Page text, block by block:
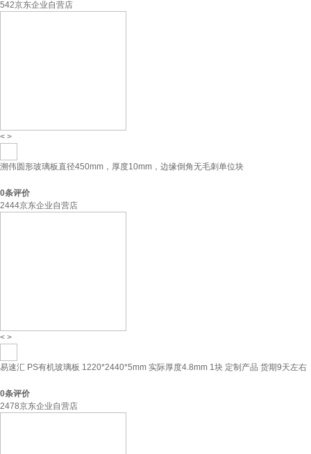
542京东企业自营店
< >
溯伟圆形玻璃板直径450mm，厚度10mm，边缘倒角无毛刺单位块
0条评价
2444京东企业自营店
< >
易速汇 PS有机玻璃板 1220*2440*5mm 实际厚度4.8mm 1块 定制产品 货期9天左右
0条评价
2478京东企业自营店